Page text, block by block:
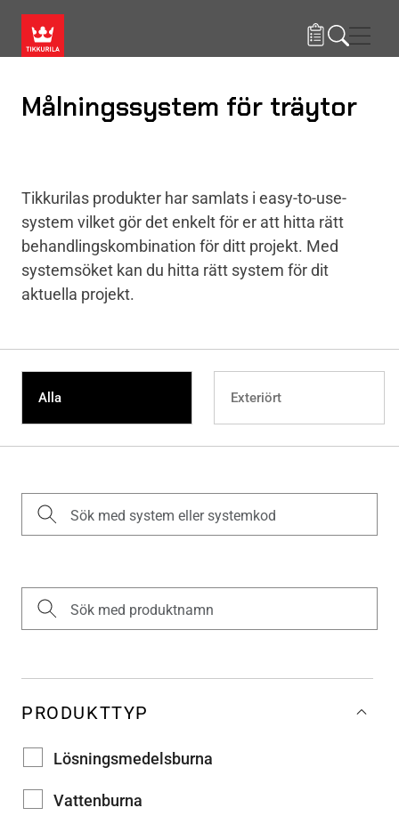
Målningssystem för träytor
Tikkurilas produkter har samlats i easy-to-use-
system vilket gör det enkelt för er att hitta rätt
behandlingskombination för ditt projekt. Med
systemsöket kan du hitta rätt system för dit
aktuella projekt.
Alla Exteriört
PRODUKTTYP
Lösningsmedelsburna
Vattenburna